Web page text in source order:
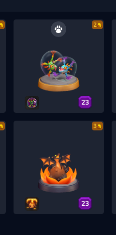
2
23
3
23